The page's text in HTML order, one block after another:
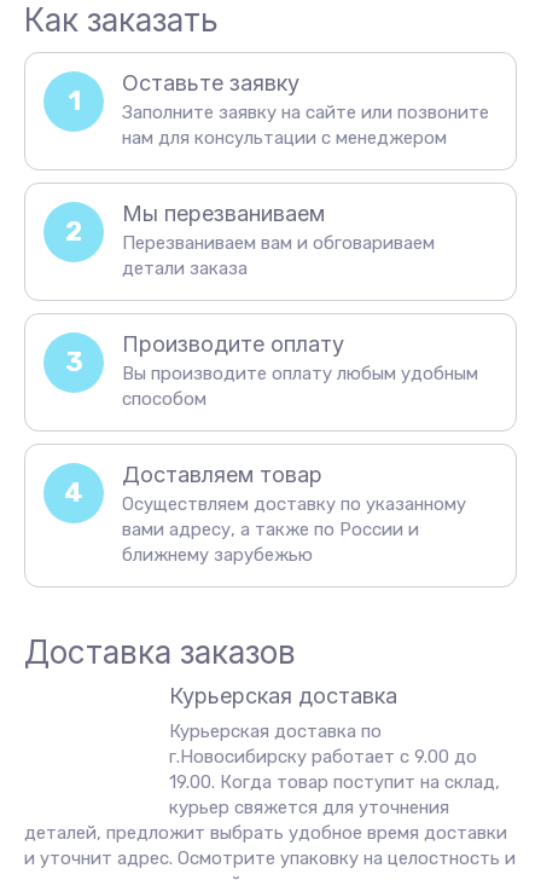
Как заказать
1
Оставьте заявку
Заполните заявку на сайте или позвоните
нам для консультации с менеджером
2
Мы перезваниваем
Перезваниваем вам и обговариваем
детали заказа
3
Производите оплату
Вы производите оплату любым удобным
способом
4
Доставляем товар
Осуществляем доставку по указанному
вами адресу, а также по России и
ближнему зарубежью
Доставка заказов
Курьерская доставка
Курьерская доставка по
г.Новосибирску работает с 9.00 до
19.00. Когда товар поступит на склад,
курьер свяжется для уточнения
деталей, предложит выбрать удобное время доставки
и уточнит адрес. Осмотрите упаковку на целостность и